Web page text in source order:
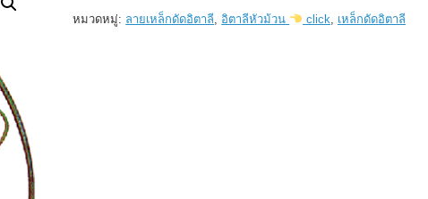
หมวดหมู่: ลายเหล็กดัดอิตาลี, อิตาลีหัวม้วน click, เหล็กดัดอิตาลี